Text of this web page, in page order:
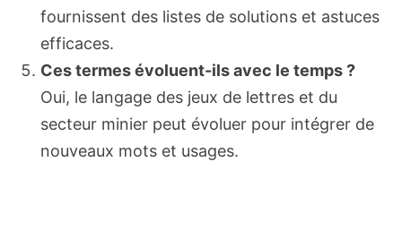
fournissent des listes de solutions et astuces
efficaces.
Ces termes évoluent-ils avec le temps ?
Oui, le langage des jeux de lettres et du
secteur minier peut évoluer pour intégrer de
nouveaux mots et usages.